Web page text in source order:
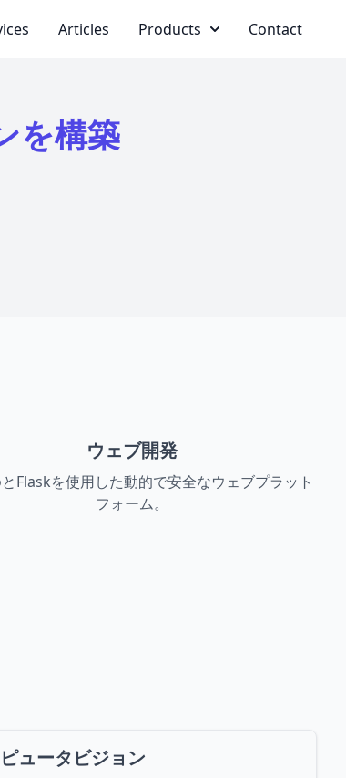
Articles Products Contact
を構築
ウェブ開発
Flaskを使用した動的で安全なウェブプラット
フォーム。
ュータビジョン